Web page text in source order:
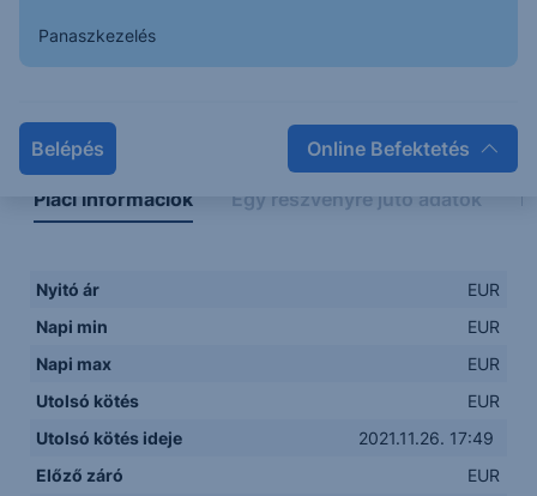
Panaszkezelés
Belépés Online Befektetés
Napon belüli Historikus
Piaci információk Egy részvényre jutó adatok
Nyitó ár
EUR
Napi min
EUR
Napi max
EUR
Utolsó kötés
EUR
Utolsó kötés ideje
2021.11.26. 17:49
Előző záró
EUR